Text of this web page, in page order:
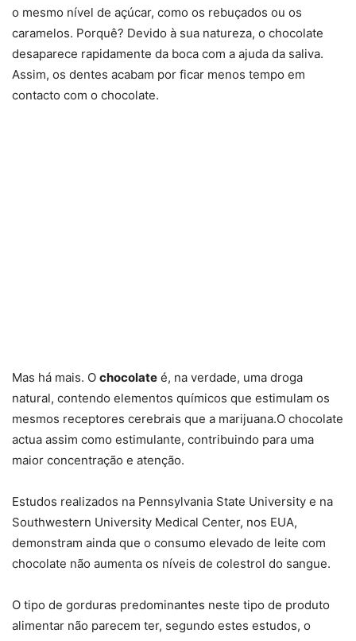
o mesmo nível de açúcar, como os rebuçados ou os
caramelos. Porquê? Devido à sua natureza, o chocolate
desaparece rapidamente da boca com a ajuda da saliva.
Assim, os dentes acabam por ficar menos tempo em
contacto com o chocolate.
Mas há mais. O chocolate é, na verdade, uma droga
natural, contendo elementos químicos que estimulam os
mesmos receptores cerebrais que a marijuana.O chocolate
actua assim como estimulante, contribuindo para uma
maior concentração e atenção.
Estudos realizados na Pennsylvania State University e na
Southwestern University Medical Center, nos EUA,
demonstram ainda que o consumo elevado de leite com
chocolate não aumenta os níveis de colestrol do sangue.
O tipo de gorduras predominantes neste tipo de produto
alimentar não parecem ter, segundo estes estudos, o